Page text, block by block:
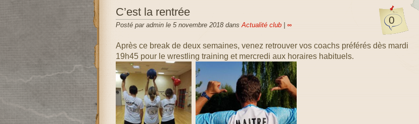
0
C’est la rentrée
Posté par admin le 5 novembre 2018 dansActualité club| ∞
Après ce break de deux semaines, venez retrouver vos coachs préférés dès mardi
19h45 pour le wrestling training et mercredi aux horaires habituels.